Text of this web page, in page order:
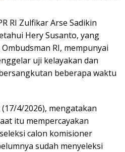
RI Zulfikar Arse Sadikin
Hery Susanto, yang
RI, mempunyai
uji kelayakan dan
beberapa waktu
4/2026), mengatakan
itu mempercayakan
calon komisioner
sudah menyeleksi